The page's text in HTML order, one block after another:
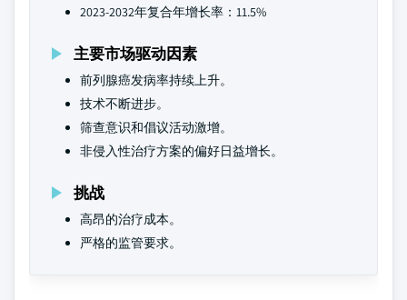
2023-2032年复合年增长率：11.5%
主要市场驱动因素
前列腺癌发病率持续上升。
技术不断进步。
筛查意识和倡议活动激增。
非侵入性治疗方案的偏好日益增长。
挑战
高昂的治疗成本。
严格的监管要求。